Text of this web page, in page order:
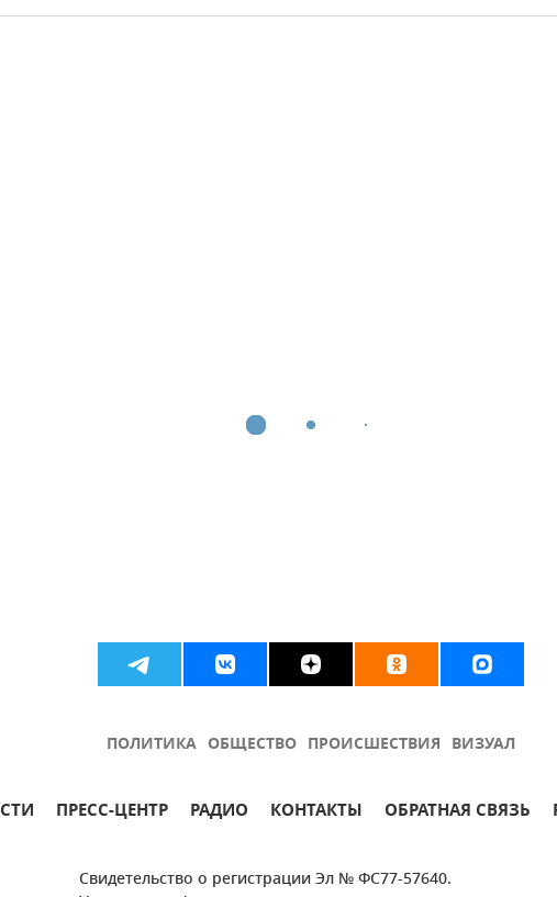
ПОЛИТИКА ОБЩЕСТВО ПРОИСШЕСТВИЯ ВИЗУАЛ
ПРЕСС-ЦЕНТР РАДИО КОНТАКТЫ ОБРАТНАЯ СВЯЗЬ
Свидетельство о регистрации Эл № ФС77-57640.